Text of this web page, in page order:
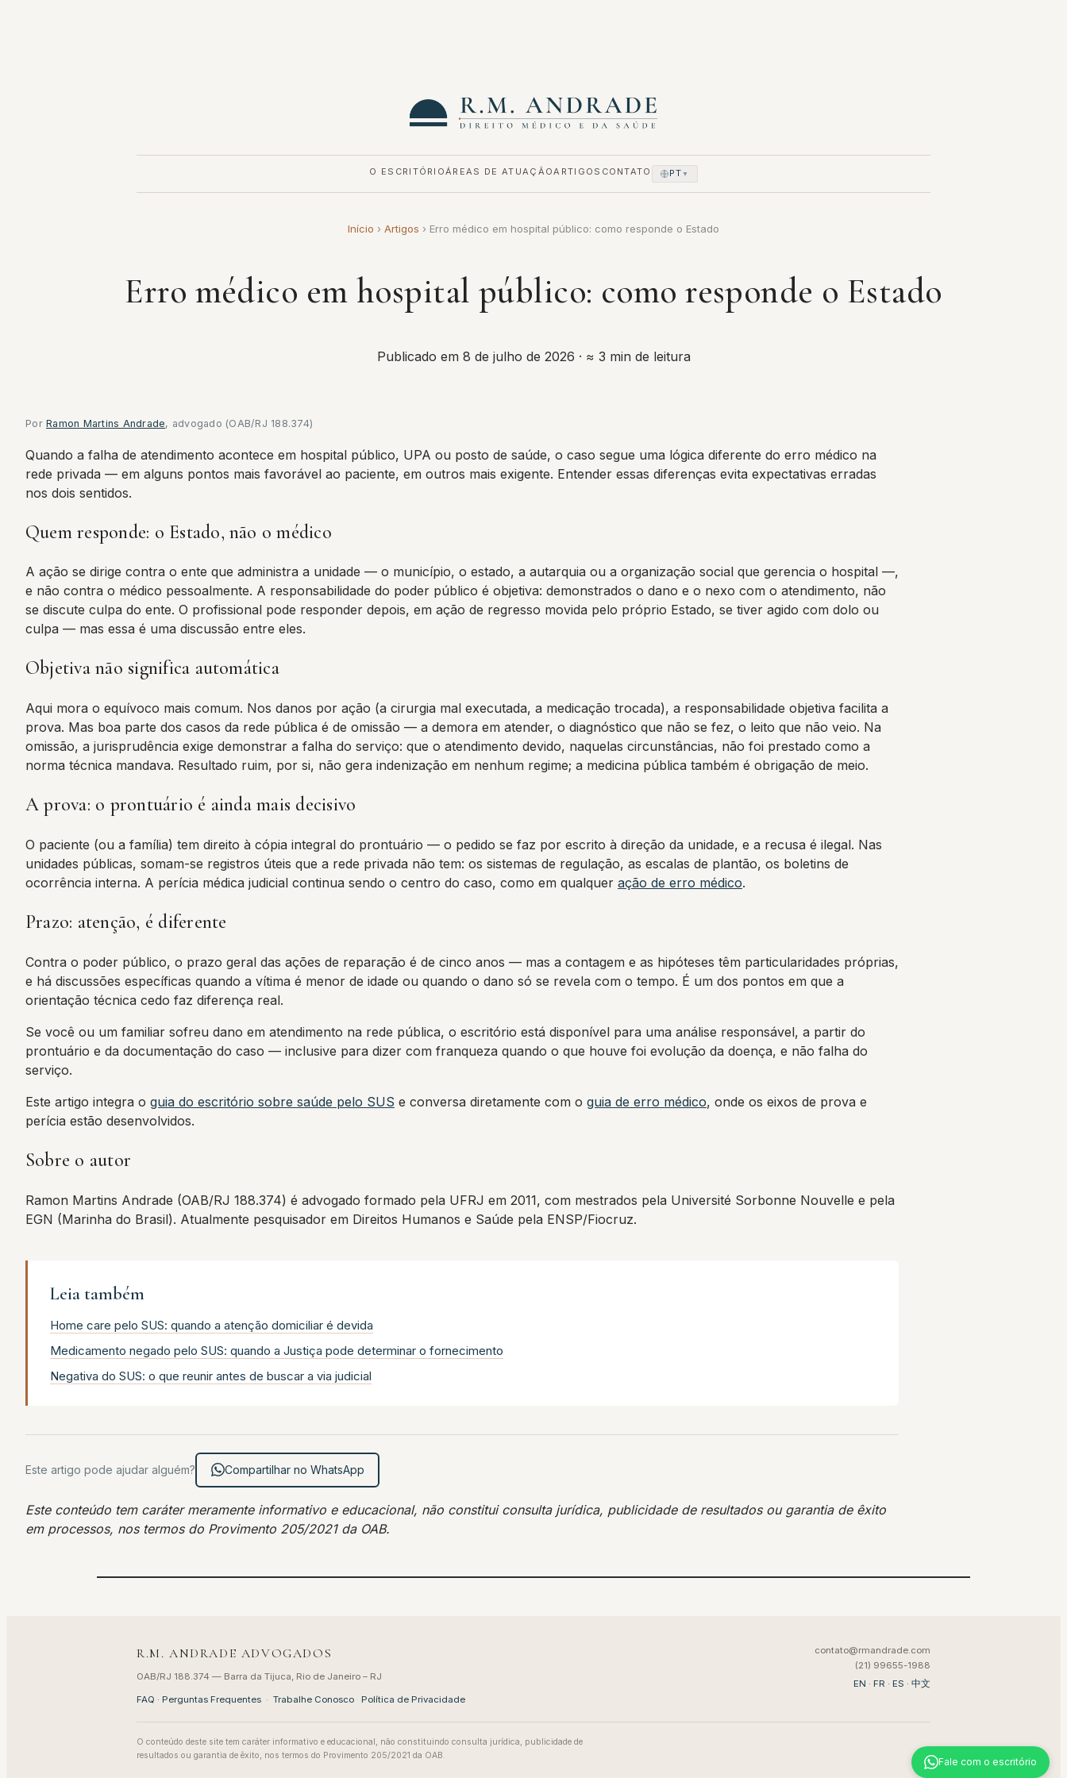
O ESCRITÓRIOÁREAS DE ATUAÇÃOARTIGOS CONTATO PT ▼
Início › Artigos › Erro médico em hospital público: como responde o Estado
Erro médico em hospital público: como responde o Estado
Publicado em 8 de julho de 2026 · ≈ 3 min de leitura
Por Ramon Martins Andrade, advogado (OAB/RJ 188.374)
Quando a falha de atendimento acontece em hospital público, UPA ou posto de saúde, o caso segue uma lógica diferente do erro médico na
rede privada — em alguns pontos mais favorável ao paciente, em outros mais exigente. Entender essas diferenças evita expectativas erradas
nos dois sentidos.
Quem responde: o Estado, não o médico
A ação se dirige contra o ente que administra a unidade — o município, o estado, a autarquia ou a organização social que gerencia o hospital —,
e não contra o médico pessoalmente. A responsabilidade do poder público é objetiva: demonstrados o dano e o nexo com o atendimento, não
se discute culpa do ente. O profissional pode responder depois, em ação de regresso movida pelo próprio Estado, se tiver agido com dolo ou
culpa — mas essa é uma discussão entre eles.
Objetiva não significa automática
Aqui mora o equívoco mais comum. Nos danos por ação (a cirurgia mal executada, a medicação trocada), a responsabilidade objetiva facilita a
prova. Mas boa parte dos casos da rede pública é de omissão — a demora em atender, o diagnóstico que não se fez, o leito que não veio. Na
omissão, a jurisprudência exige demonstrar a falha do serviço: que o atendimento devido, naquelas circunstâncias, não foi prestado como a
norma técnica mandava. Resultado ruim, por si, não gera indenização em nenhum regime; a medicina pública também é obrigação de meio.
A prova: o prontuário é ainda mais decisivo
O paciente (ou a família) tem direito à cópia integral do prontuário — o pedido se faz por escrito à direção da unidade, e a recusa é ilegal. Nas
unidades públicas, somam-se registros úteis que a rede privada não tem: os sistemas de regulação, as escalas de plantão, os boletins de
ocorrência interna. A perícia médica judicial continua sendo o centro do caso, como em qualquer ação de erro médico.
Prazo: atenção, é diferente
Contra o poder público, o prazo geral das ações de reparação é de cinco anos — mas a contagem e as hipóteses têm particularidades próprias,
e há discussões específicas quando a vítima é menor de idade ou quando o dano só se revela com o tempo. É um dos pontos em que a
orientação técnica cedo faz diferença real.
Se você ou um familiar sofreu dano em atendimento na rede pública, o escritório está disponível para uma análise responsável, a partir do
prontuário e da documentação do caso — inclusive para dizer com franqueza quando o que houve foi evolução da doença, e não falha do
serviço.
Este artigo integra o guia do escritório sobre saúde pelo SUS e conversa diretamente com o guia de erro médico, onde os eixos de prova e
perícia estão desenvolvidos.
Sobre o autor
Ramon Martins Andrade (OAB/RJ 188.374) é advogado formado pela UFRJ em 2011, com mestrados pela Université Sorbonne Nouvelle e pela
EGN (Marinha do Brasil). Atualmente pesquisador em Direitos Humanos e Saúde pela ENSP/Fiocruz.
Leia também
Home care pelo SUS: quando a atenção domiciliar é devida
Medicamento negado pelo SUS: quando a Justiça pode determinar o fornecimento
Negativa do SUS: o que reunir antes de buscar a via judicial
Este artigo pode ajudar alguém? Compartilhar no WhatsApp
Este conteúdo tem caráter meramente informativo e educacional, não constitui consulta jurídica, publicidade de resultados ou garantia de êxito
em processos, nos termos do Provimento 205/2021 da OAB.
R.M. ANDRADE ADVOGADOS
OAB/RJ 188.374 — Barra da Tijuca, Rio de Janeiro – RJ
FAQ · Perguntas Frequentes · Trabalhe Conosco · Política de Privacidade
contato@rmandrade.com
(21) 99655-1988
EN · FR · ES · 中文
O conteúdo deste site tem caráter informativo e educacional, não constituindo consulta jurídica, publicidade de
resultados ou garantia de êxito, nos termos do Provimento 205/2021 da OAB.
Fale com o escritório